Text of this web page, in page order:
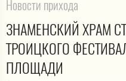
Новости прихода
ЗНАМЕНСКИЙ ХРАМ
ТРОИЦКОГО
ПЛОЩАДИ